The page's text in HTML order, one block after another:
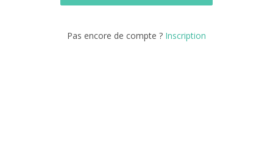
Pas encore de compte ? Inscription